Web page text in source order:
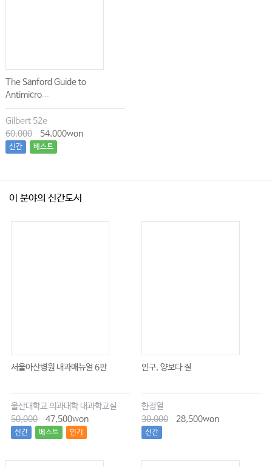
The Sanford Guide to
Antimicro...
Gilbert 52e
60,000
54,000won
신간 베스트
이 분야의 신간도서
서울아산병원 내과매뉴얼 6판
울산대학교 의과대학 내과학교실
50,000
47,500won
신간 베스트 인기
인구, 양보다 질
한정열
30,000
28,500won
신간